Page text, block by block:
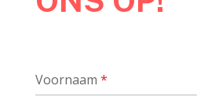
Voornaam *